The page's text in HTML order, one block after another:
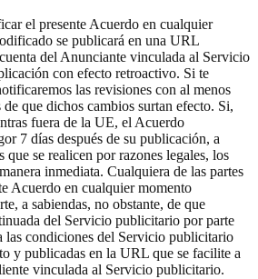
el presente Acuerdo en cualquier
se publicará en una URL
del Anunciante vinculada al Servicio
con efecto retroactivo. Si te
las revisiones con al menos
de que dichos cambios surtan efecto. Si,
fuera de la UE, el Acuerdo
7 días después de su publicación, a
que se realicen por razones legales, los
inmediata. Cualquiera de las partes
Acuerdo en cualquier momento
a sabiendas, no obstante, de que
del Servicio publicitario por parte
las condiciones del Servicio publicitario
y publicadas en la URL que se facilite a
vinculada al Servicio publicitario.